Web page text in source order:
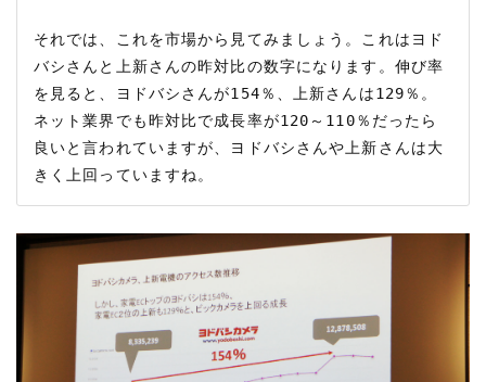
それでは、これを市場から見てみましょう。これはヨド
バシさんと上新さんの昨対比の数字になります。伸び率
を見ると、ヨドバシさんが154％、上新さんは129％。
ネット業界でも昨対比で成長率が120～110％だったら
良いと言われていますが、ヨドバシさんや上新さんは大